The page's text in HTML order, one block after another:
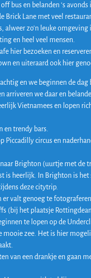
bus en belanden ‘s
Brick Lane met veel
alweer zo’n leuke
en heel veel mensen.
hier bezoeken en
en uiteraard ook hier
en we beginnen de
arriveren we daar en
Vietnamees en lopen
en trendy bars.
Piccadilly circus en
Brighton (uurtje met de
is heerlijk. In Brighton is
deze citytrip.
valt genoeg te fotograferen.
(bij het plaatsje
te lopen op de
mooie zee. Het is hier
van een drankje en gaan